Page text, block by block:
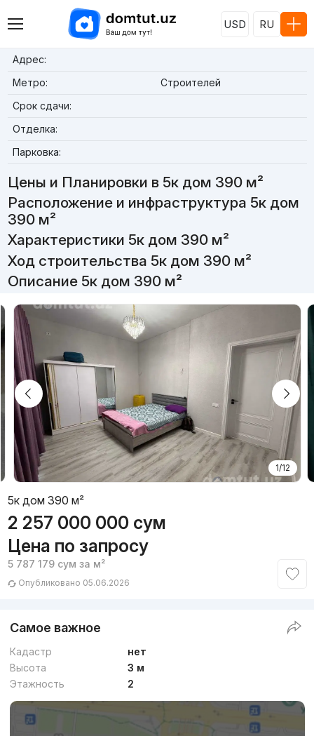
USD RU
Адрес:
Метро:
Строителей
Срок сдачи:
Отделка:
Парковка:
Цены и Планировки в 5к дом 390 м²
Расположение и инфраструктура 5к дом
390 м²
Характеристики 5к дом 390 м²
Ход строительства 5к дом 390 м²
Описание 5к дом 390 м²
1/12
5к дом 390 м²
2 257 000 000 сум
Цена по запросу
5 787 179 сум за м²
Опубликовано 05.06.2026
Самое важное
Кадастр
нет
Высота
3 м
Этажность
2